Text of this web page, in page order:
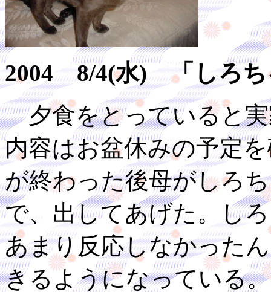
2004 8/4(水) 「しろち
夕食をとっていると実
内容はお盆休みの予定
が終わった後母がしろ
で、出してあげた。し
あまり反応しなかった
きるようになっている